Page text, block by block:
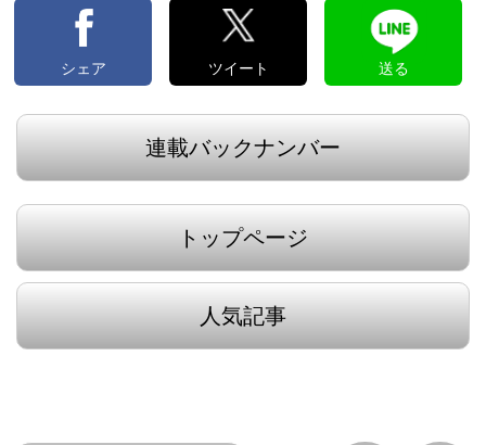
シェア ツイート 送る
連載バックナンバー
トップページ
人気記事